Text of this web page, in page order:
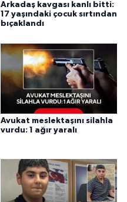
Arkadaş kavgası kanlı bitti:
17 yaşındaki çocuk sırtından
bıçaklandı
Avukat meslektaşını silahla
vurdu: 1 ağır yaralı